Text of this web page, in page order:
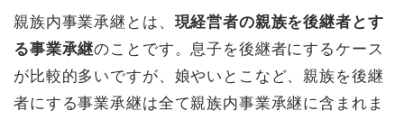
親族内事業承継とは、 現経営者の親族を後継者とす
る事業承継のことです。息子を後継者にするケース
が比較的多いですが、娘やいとこなど、親族を後継
者にする事業承継は全て親族内事業承継に含まれま